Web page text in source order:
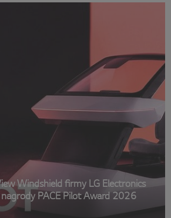
Windshield firmy LG Electronics
PACE Pilot Award 2026